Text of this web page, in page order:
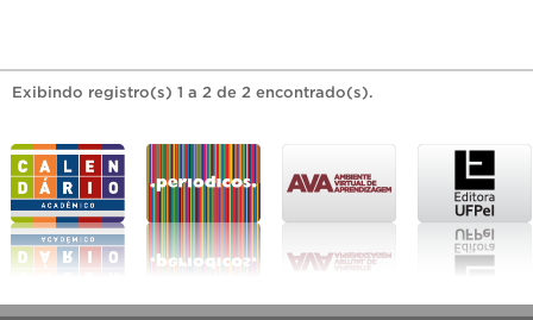
Exibindo registro(s) 1 a 2 de 2 encontrado(s).